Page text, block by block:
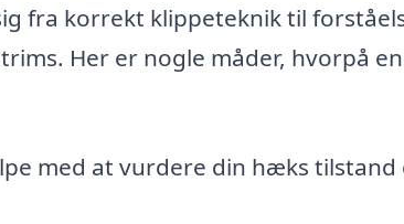
fra korrekt klippeteknik til
Her er nogle måder, hvorpå en
med at vurdere din hæks tilstand